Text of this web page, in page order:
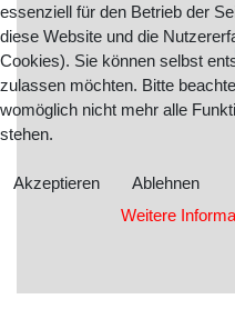
essenziell für den Betrieb der
diese Website und die
Cookies). Sie können selbst
zulassen möchten. Bitte
womöglich nicht mehr alle
stehen.
Akzeptieren
Ablehnen
Weitere